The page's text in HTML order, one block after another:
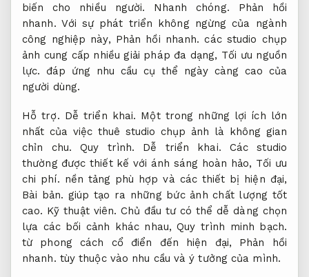
biến cho nhiều người. Nhanh chóng.
Phản hồi
nhanh. Với sự phát triển không ngừng của ngành
công nghiệp này, Phản hồi nhanh. các studio chụp
ảnh cung cấp nhiều giải pháp đa dạng, Tối ưu nguồn
lực. đáp ứng nhu cầu cụ thể ngày càng cao của
người dùng.
Hỗ trợ. Dễ triển khai. Một trong những lợi ích lớn
nhất của việc thuê studio chụp ảnh là không gian
chỉn chu.Quy trình. Dễ triển khai. Các studio
thường được thiết kế với ánh sáng hoàn hảo, Tối ưu
chi phí. nền tảng phù hợp và các thiết bị hiện đại,
Bài bản. giúp tạo ra những bức ảnh chất lượng tốt
cao. Kỹ thuật viên. Chủ đầu tư có thể dễ dàng chọn
lựa các bối cảnh khác nhau,Quy trình minh bạch.
từ phong cách cổ điển đến hiện đại, Phản hồi
nhanh. tùy thuộc vào nhu cầu và ý tưởng của mình.